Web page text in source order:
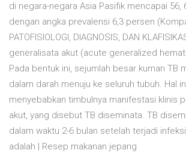
di negara-negara Asia Pasifik mencapai 56,
dengan angka prevalensi 6,3 persen
PATOFISIOLOGI, DIAGNOSIS, DAN
generalisata akut (acute generalized
Pada bentuk ini, sejumlah besar kuman TB
dalam darah menuju ke seluruh tubuh. Hal
menyebabkan timbulnya manifestasi klinis
akut, yang disebut TB diseminata. TB
dalam waktu 2-6 bulan setelah terjadi
adalah | Resep makanan jepang